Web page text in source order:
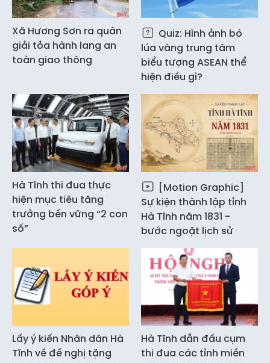
Xã Hương Sơn ra quân
giải tỏa hành lang an
toàn giao thông
Quiz: Hình ảnh bó
lúa vàng trung tâm
biểu tượng ASEAN thể
hiện điều gì?
Hà Tĩnh thi đua thực
hiện mục tiêu tăng
trưởng bền vững “2 con
số”
[Motion Graphic]
Sự kiện thành lập tỉnh
Hà Tĩnh năm 1831 -
bước ngoặt lịch sử
Lấy ý kiến Nhân dân Hà
Tĩnh về đề nghị tặng
Hà Tĩnh dẫn đầu cụm
thi đua các tỉnh miền